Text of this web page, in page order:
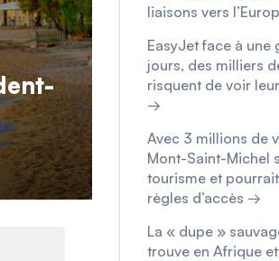
liaisons vers
EasyJet face à une
jours, des milliers
risquent de voir
→
Avec 3 millions de
Mont-Saint-Michel
tourisme et
règles d’accès →
La « dupe »
trouve en Afrique